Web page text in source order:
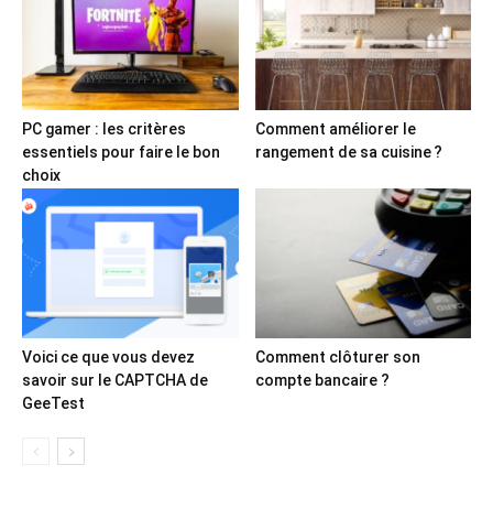
PC gamer : les critères
essentiels pour faire le bon
choix
Comment améliorer le
rangement de sa cuisine ?
Voici ce que vous devez
savoir sur le CAPTCHA de
GeeTest
Comment clôturer son
compte bancaire ?